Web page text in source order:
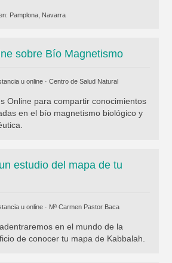
Pamplona, Navarra
sobre Bío Magnetismo
u online · Centro de Salud Natural
Online para compartir conocimientos
en el bío magnetismo biológico y
estudio del mapa de tu
u online · Mª Carmen Pastor Baca
en el mundo de la
de conocer tu mapa de Kabbalah.